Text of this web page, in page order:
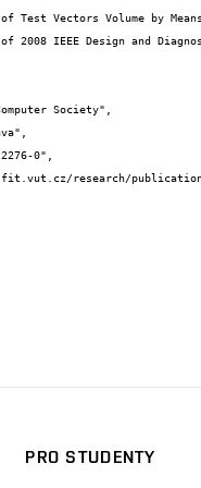
PRO STUDENTY